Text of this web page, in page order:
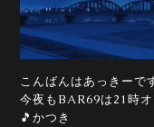
こんばんはあっきーで
今夜もBAR69は21時
🎵かつき